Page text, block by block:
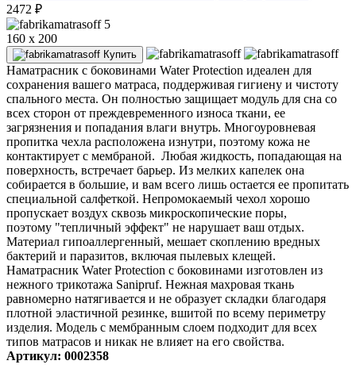
2472 ₽
5
160 x 200
Купить
Наматрасник с боковинами Water Protection идеален для
сохранения вашего матраса, поддерживая гигиену и чистоту
спального места. Он полностью защищает модуль для сна со
всех сторон от преждевременного износа ткани, ее
загрязнения и попадания влаги внутрь. Многоуровневая
пропитка чехла расположена изнутри, поэтому кожа не
контактирует с мембраной. Любая жидкость, попадающая на
поверхность, встречает барьер. Из мелких капелек она
собирается в большие, и вам всего лишь остается ее пропитать
специальной салфеткой. Непромокаемый чехол хорошо
пропускает воздух сквозь микроскопические поры,
поэтому "тепличный эффект" не нарушает ваш отдых.
Материал гипоаллергенный, мешает скоплению вредных
бактерий и паразитов, включая пылевых клещей.
Наматрасник Water Protection с боковинами изготовлен из
нежного трикотажа Sanipruf. Нежная махровая ткань
равномерно натягивается и не образует складки благодаря
плотной эластичной резинке, вшитой по всему периметру
изделия. Модель с мембранным слоем подходит для всех
типов матрасов и никак не влияет на его свойства.
Артикул: 0002358